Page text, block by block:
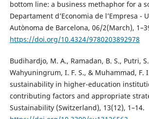
bottom line: a business methaphor for a
Departament d’Economia de l’Empresa -
Autònoma de Barcelona, 06/2(March),
https://doi.org/10.4324/9780203892978
Budihardjo, M. A., Ramadan, B. S., Putri,
Wahyuningrum, I. F. S., & Muhammad, F.
sustainability in higher-education
contributing factors and appropriate
Sustainability (Switzerland), 13(12), 1–14.